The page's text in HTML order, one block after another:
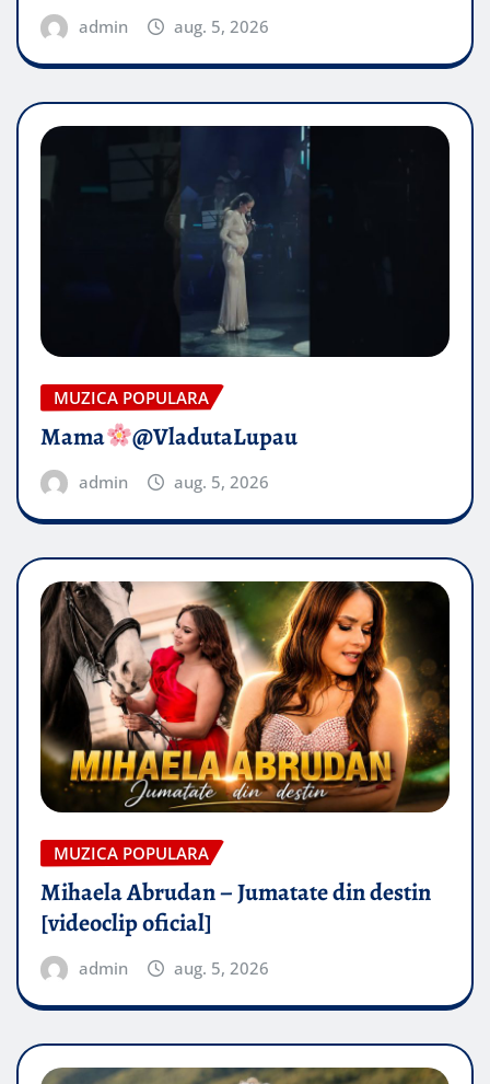
admin aug. 5, 2026
MUZICA POPULARA
Mama @VladutaLupau
admin aug. 5, 2026
MUZICA POPULARA
Mihaela Abrudan – Jumatate din destin
[videoclip oficial]
admin aug. 5, 2026